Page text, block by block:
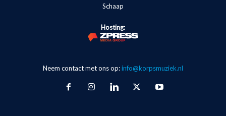
Schaap
Hosting:
Neem contact met ons op:info@korpsmuziek.nl